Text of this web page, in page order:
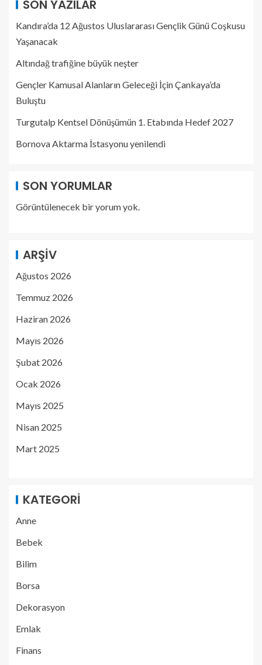
SON YAZILAR
Kandıra’da 12 Ağustos Uluslararası Gençlik Günü Coşkusu
Yaşanacak
Altındağ trafiğine büyük neşter
Gençler Kamusal Alanların Geleceği İçin Çankaya’da
Buluştu
Turgutalp Kentsel Dönüşümün 1. Etabında Hedef 2027
Bornova Aktarma İstasyonu yenilendi
SON YORUMLAR
Görüntülenecek bir yorum yok.
ARŞIV
Ağustos 2026
Temmuz 2026
Haziran 2026
Mayıs 2026
Şubat 2026
Ocak 2026
Mayıs 2025
Nisan 2025
Mart 2025
KATEGORI
Anne
Bebek
Bilim
Borsa
Dekorasyon
Emlak
Finans